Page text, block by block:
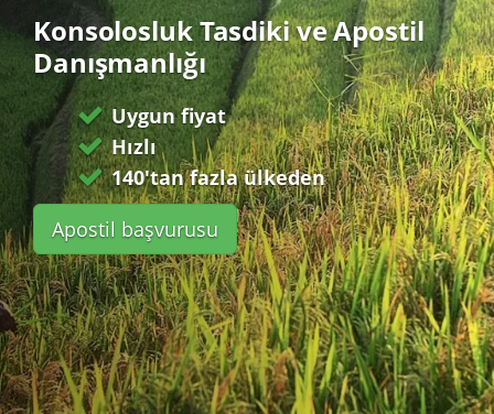
Konsolosluk Tasdiki ve Apostil
Danışmanlığı
Uygun fiyat
Hızlı
140'tan fazla ülkeden
Apostil başvurusu